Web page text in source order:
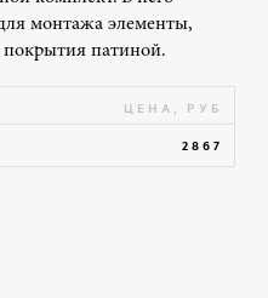
монтажа элементы,
патиной.
ЦЕНА, РУБ
2867